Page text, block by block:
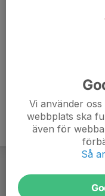
Vi använder
webbplats ska
även för
Så